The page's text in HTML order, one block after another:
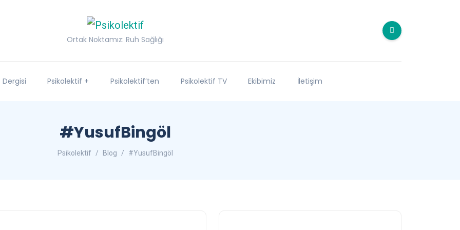
Ortak Noktamız: Ruh Sağlığı
Psikolektif + Psikolektif’ten Psikolektif TV Ekibimiz İletişim
#YusufBingöl
Psikolektif Blog #YusufBingöl